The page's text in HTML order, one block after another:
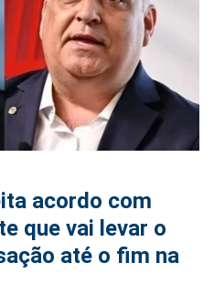
acordo com
que vai levar o
até o fim na